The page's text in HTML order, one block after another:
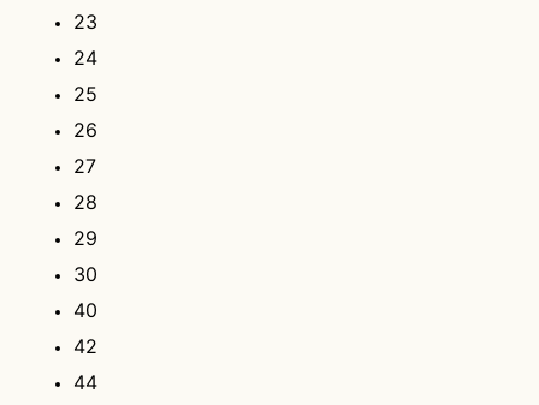
23
24
25
26
27
28
29
30
40
42
44